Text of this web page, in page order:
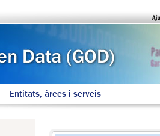
Entitats, àrees i serveis